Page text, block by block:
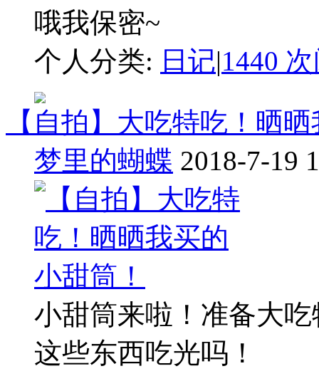
哦我保密~
个人分类: 日记|1440
【自拍】大吃特吃！晒
梦里的蝴蝶 2018-7-19
小甜筒来啦！准备大
这些东西吃光吗！